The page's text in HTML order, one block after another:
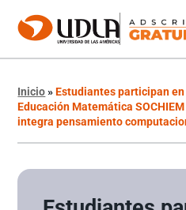
Inicio»Estudiantes participan
Educación Matemática
integra pensamiento